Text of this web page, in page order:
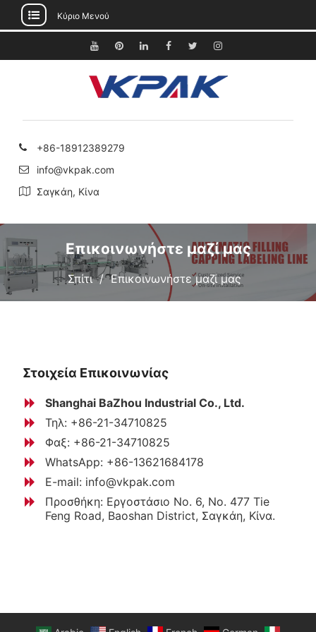
στο
Κύριο Μενού
YoutubePinterestLinkedinFacebook
Κελάδημα
Instagram
+86-18912389279
info@vkpak.com
Σαγκάη, Κίνα
Επικοινωνήστε μαζί μας
Σπίτι Επικοινωνήστε μαζί μας
Στοιχεία Επικοινωνίας
Shanghai BaZhou Industrial Co., Ltd.
Τηλ: +86-21-34710825
Φαξ: +86-21-34710825
WhatsApp: +86-13621684178
E-mail: info@vkpak.com
Προσθήκη: Εργοστάσιο No. 6, No. 477 Tie
Feng Road, Baoshan District, Σαγκάη, Κίνα.